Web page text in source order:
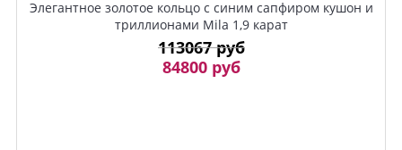
Элегантное золотое кольцо с синим сапфиром кушон и
триллионами Mila 1,9 карат
113067 руб
84800 руб